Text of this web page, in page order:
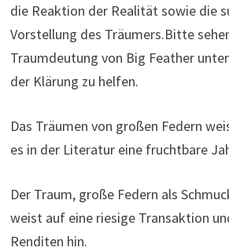
die Reaktion der Realität sowie die
Vorstellung des Träumers.Bitte
Traumdeutung von Big Feather
der Klärung zu helfen.
Das Träumen von großen Federn
es in der Literatur eine fruchtbare
Der Traum, große Federn als
weist auf eine riesige Transaktion
Renditen hin.